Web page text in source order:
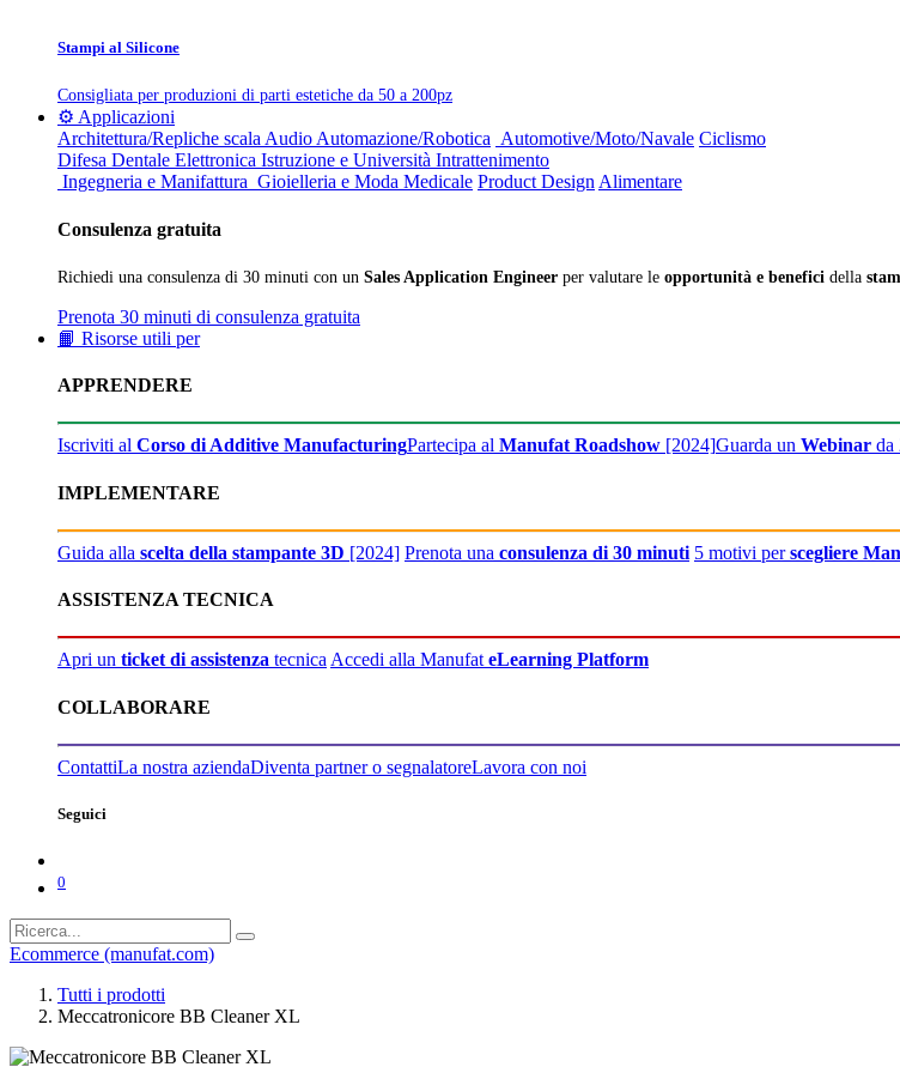
Stampi al Silicone
Consigliata per produzioni di parti estetiche da 50 a 200pz
⚙️ Applicazioni
Architettura/Repliche scala Audio Automazione/Robotica Automotive/Moto/Navale Ciclismo
Difesa Dentale Elettronica Istruzione e Università Intrattenimento
Ingegneria e Manifattura Gioielleria e Moda Medicale Product Design Alimentare
Consulenza gratuita
Richiedi una consulenza di 30 minuti con un Sales Application Engineer per valutare le opportunità e benefici della
Prenota 30 minuti di consulenza gratuita
📙 Risorse utili per
APPRENDERE
Iscriviti al Corso di Additive ManufacturingPartecipa al Manufat Roadshow [2024]Guarda un Webinar da
IMPLEMENTARE
Guida alla scelta della stampante 3D [2024] Prenota una consulenza di 30 minuti 5 motivi perscegliere
ASSISTENZA TECNICA
Apri un ticket di assistenza tecnicaAccedi alla ManufateLearning Platform
COLLABORARE
ContattiLa nostra aziendaDiventa partner o segnalatoreLavora con noi
Seguici
0
Ecommerce (manufat.com)
Tutti i prodotti
Meccatronicore BB Cleaner XL